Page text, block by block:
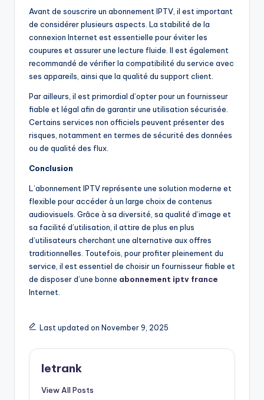
Avant de souscrire un abonnement IPTV, il est important
de considérer plusieurs aspects. La stabilité de la
connexion Internet est essentielle pour éviter les
coupures et assurer une lecture fluide. Il est également
recommandé de vérifier la compatibilité du service avec
ses appareils, ainsi que la qualité du support client.
Par ailleurs, il est primordial d’opter pour un fournisseur
fiable et légal afin de garantir une utilisation sécurisée.
Certains services non officiels peuvent présenter des
risques, notamment en termes de sécurité des données
ou de qualité des flux.
Conclusion
L’abonnement IPTV représente une solution moderne et
flexible pour accéder à un large choix de contenus
audiovisuels. Grâce à sa diversité, sa qualité d’image et
sa facilité d’utilisation, il attire de plus en plus
d’utilisateurs cherchant une alternative aux offres
traditionnelles. Toutefois, pour profiter pleinement du
service, il est essentiel de choisir un fournisseur fiable et
de disposer d’une bonne abonnement iptv france
Internet.
Last updated on November 9, 2025
letrank
View All Posts